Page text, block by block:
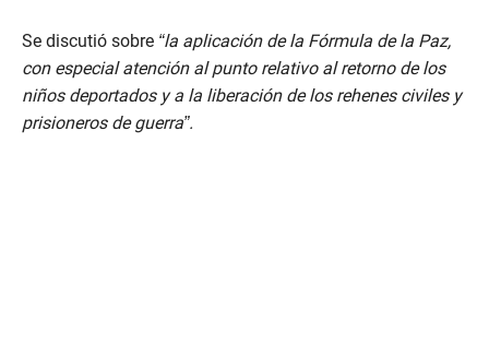
Se discutió sobre “la aplicación de la Fórmula de la Paz,
con especial atención al punto relativo al retorno de los
niños deportados y a la liberación de los rehenes civiles y
prisioneros de guerra”.